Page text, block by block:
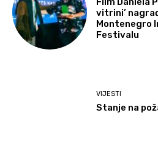
vitrini’
Montenegro
Festivalu
VIJESTI
Stanje na